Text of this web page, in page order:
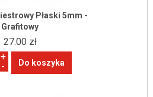
Płaski 5mm -
Grafitowy
27.00 zł
+
-